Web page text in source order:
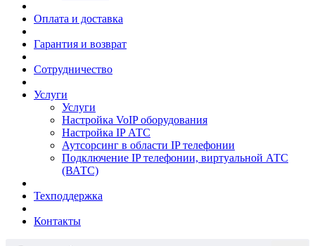
Оплата и доставка
Гарантия и возврат
Сотрудничество
Услуги
Услуги
Настройка VoIP оборудования
Настройка IP АТС
Аутсорсинг в области IP телефонии
Подключение IP телефонии, виртуальной АТС
(ВАТС)
Техподдержка
Контакты